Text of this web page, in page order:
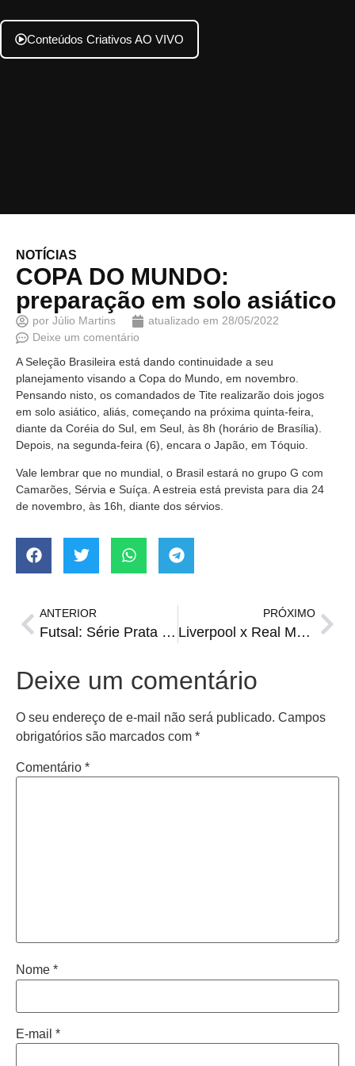
Conteúdos Criativos AO VIVO
NOTÍCIAS
COPA DO MUNDO:
preparação em solo asiático
por Júlio Martins atualizado em 28/05/2022
Deixe um comentário
A Seleção Brasileira está dando continuidade a seu
planejamento visando a Copa do Mundo, em novembro.
Pensando nisto, os comandados de Tite realizarão dois jogos
em solo asiático, aliás, começando na próxima quinta-feira,
diante da Coréia do Sul, em Seul, às 8h (horário de Brasília).
Depois, na segunda-feira (6), encara o Japão, em Tóquio.
Vale lembrar que no mundial, o Brasil estará no grupo G com
Camarões, Sérvia e Suíça. A estreia está prevista para dia 24
de novembro, às 16h, diante dos sérvios.
ANTERIOR
Futsal: Série Prata inicia hoje com grandes jogos
PRÓXIMO
Liverpool x Real Madrid: onde assistir, escalações, horário e arbitragem
Deixe um comentário
O seu endereço de e-mail não será publicado. Campos
obrigatórios são marcados com *
Comentário *
Nome *
E-mail *